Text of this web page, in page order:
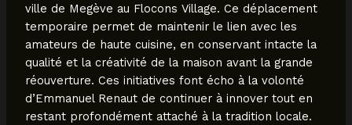
ville de Megève au Flocons Village. Ce déplacement
temporaire permet de maintenir le lien avec les
amateurs de haute cuisine, en conservant intacte la
qualité et la créativité de la maison avant la grande
réouverture. Ces initiatives font écho à la volonté
d’Emmanuel Renaut de continuer à innover tout en
restant profondément attaché à la tradition locale.